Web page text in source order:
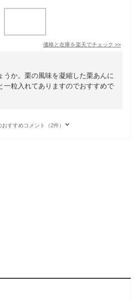
価格と在庫を楽天でチェック >>
うか。栗の風味を凝縮した栗あんに
一粒入れてありますのでおすすめで
おすすめコメント（2件）